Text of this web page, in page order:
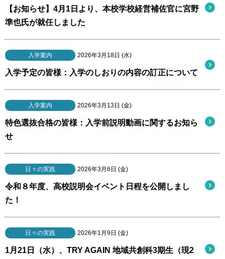
【お知らせ】4月1日より、本校学校経営補佐官に宮野
準也氏が就任しました
入学案内 2026年3月18日 (水)
入学予定の皆様：入学のしおりの内容の訂正について
入学案内 2026年3月13日 (金)
特色選抜合格の皆様：入学前説明動画に関するお知ら
せ
日々の実践 2026年3月6日 (金)
令和８年度、高校説明会イベント日程を公開しまし
た！
日々の実践 2026年1月9日 (金)
1月21日（水）、TRY AGAIN 地域共創科3期生（現2